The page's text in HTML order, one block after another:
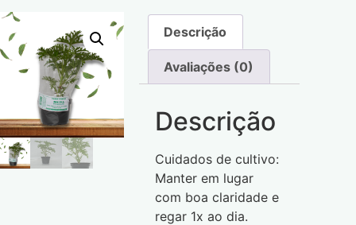
Descrição
Avaliações (0)
Descrição
Cuidados de cultivo:
Manter em lugar
com boa claridade e
regar 1x ao dia.